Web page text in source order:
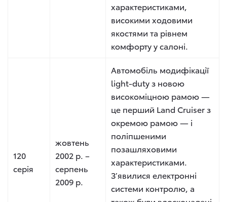
характеристиками,
високими ходовими
якостями та рівнем
комфорту у салоні.
120
серія
жовтень
2002 р. –
серпень
2009 р.
Автомобіль модифікації
light-duty з новою
високоміцною рамою —
це перший Land Cruiser з
окремою рамою — і
поліпшеними
позашляховими
характеристиками.
З’явилися електронні
системи контролю, а